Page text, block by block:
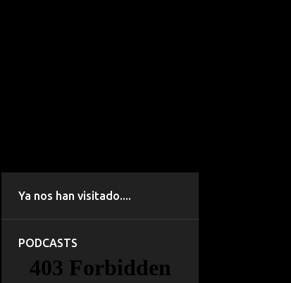
Ya nos han visitado....
PODCASTS